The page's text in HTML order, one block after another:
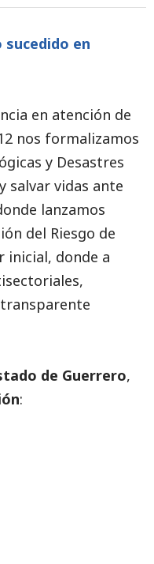
en
en atención de
nos formalizamos
y Desastres
salvar vidas ante
lanzamos
del Riesgo de
inicial, donde a
de Guerrero,
: